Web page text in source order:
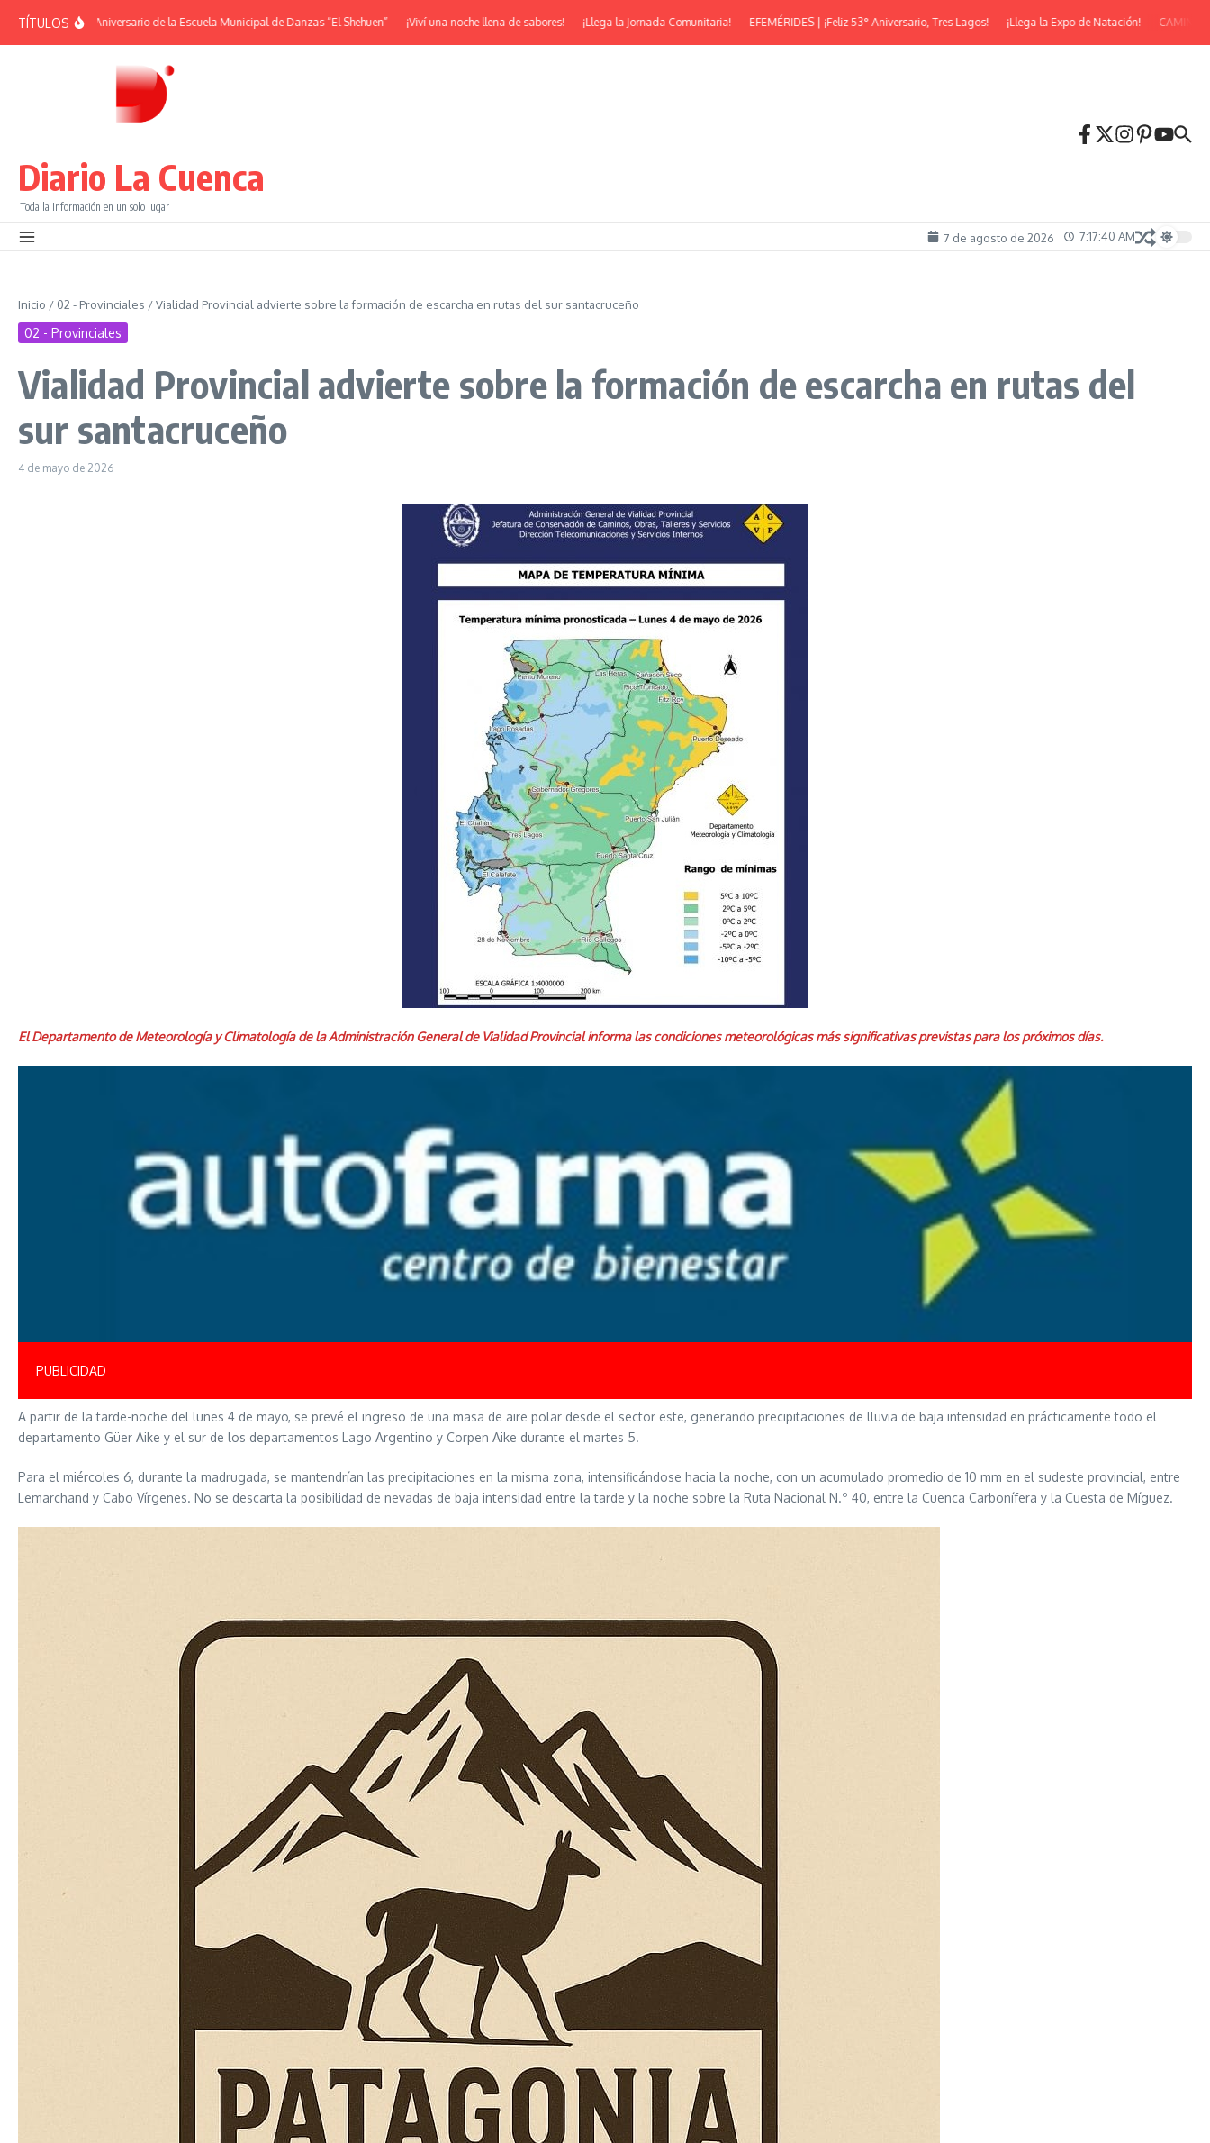
TÍTULOS
| 38° Aniversario de la Escuela Municipal de Danzas “El Shehuen” ¡Viví una noche llena de sabores! ¡Llega la Jornada Comunitaria! EFEMÉRIDES | ¡Feliz 53° Aniversario, Tres Lagos! ¡Llega la Expo de Natación! CAMINATA
Diario La Cuenca
Toda la Información en un solo lugar
7 de agosto de 2026 7:17:41 AM
Inicio / 02 - Provinciales /Vialidad Provincial advierte sobre la formación de escarcha en rutas del sur santacruceño
02 - Provinciales
Vialidad Provincial advierte sobre la formación de escarcha en rutas del
sur santacruceño
4 de mayo de 2026
El Departamento de Meteorología y Climatología de la Administración General de Vialidad Provincial informa las condiciones meteorológicas más significativas previstas para los próximos días.
PUBLICIDAD
A partir de la tarde-noche del lunes 4 de mayo, se prevé el ingreso de una masa de aire polar desde el sector este, generando precipitaciones de lluvia de baja intensidad en prácticamente todo el
departamento Güer Aike y el sur de los departamentos Lago Argentino y Corpen Aike durante el martes 5.
Para el miércoles 6, durante la madrugada, se mantendrían las precipitaciones en la misma zona, intensificándose hacia la noche, con un acumulado promedio de 10 mm en el sudeste provincial, entre
Lemarchand y Cabo Vírgenes. No se descarta la posibilidad de nevadas de baja intensidad entre la tarde y la noche sobre la Ruta Nacional N.º 40, entre la Cuenca Carbonífera y la Cuesta de Míguez.